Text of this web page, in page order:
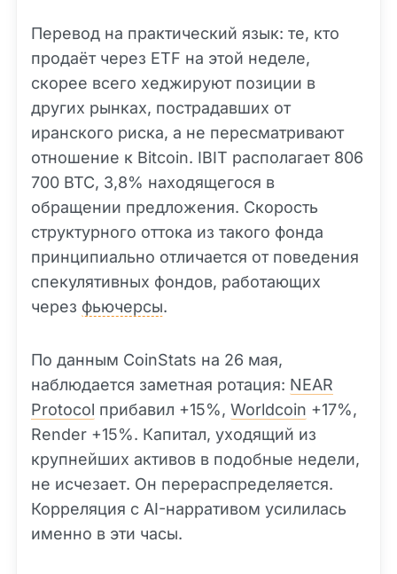
Перевод на практический язык: те, кто
продаёт через ETF на этой неделе,
скорее всего хеджируют позиции в
других рынках, пострадавших от
иранского риска, а не пересматривают
отношение к Bitcoin. IBIT располагает 806
700 BTC, 3,8% находящегося в
обращении предложения. Скорость
структурного оттока из такого фонда
принципиально отличается от поведения
спекулятивных фондов, работающих
через фьючерсы.
По данным CoinStats на 26 мая,
наблюдается заметная ротация: NEAR
Protocol прибавил +15%, Worldcoin +17%,
Render +15%. Капитал, уходящий из
крупнейших активов в подобные недели,
не исчезает. Он перераспределяется.
Корреляция с AI-нарративом усилилась
именно в эти часы.